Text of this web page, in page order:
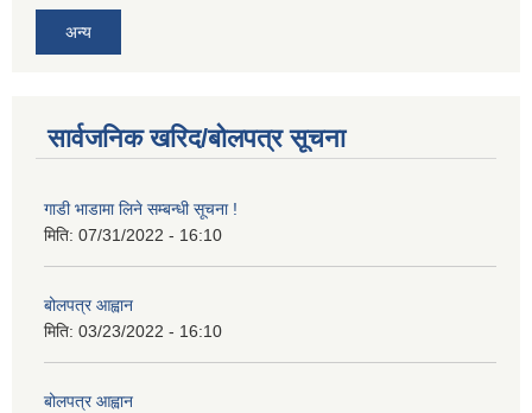
अन्य
सार्वजनिक खरिद/बोलपत्र सूचना
गाडी भाडामा लिने सम्बन्धी सूचना !
मिति: 07/31/2022 - 16:10
बोलपत्र आह्वान
मिति: 03/23/2022 - 16:10
बोलपत्र आह्वान